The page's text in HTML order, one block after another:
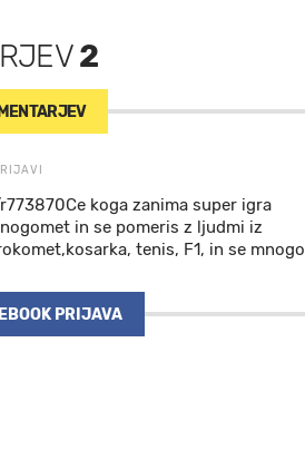
2
koga zanima super igra
in se pomeris z ljudmi iz
tenis, F1, in se mnogo
PRIJAVA